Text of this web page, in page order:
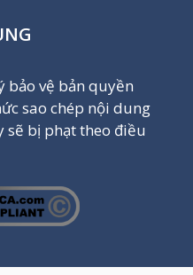
bảo vệ bản quyền
sao chép nội dung
bị phạt theo điều